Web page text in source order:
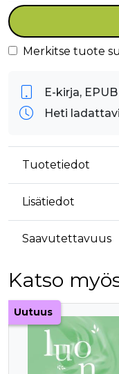
Merkitse tuote
E-kirja, EPUB
Heti
Tuotetiedot
Lisätiedot
Saavutettavuus
Katso
Tuoteluettelon
Uutuus